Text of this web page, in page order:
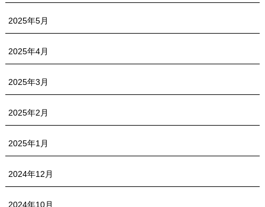
2025年5月
2025年4月
2025年3月
2025年2月
2025年1月
2024年12月
2024年10月